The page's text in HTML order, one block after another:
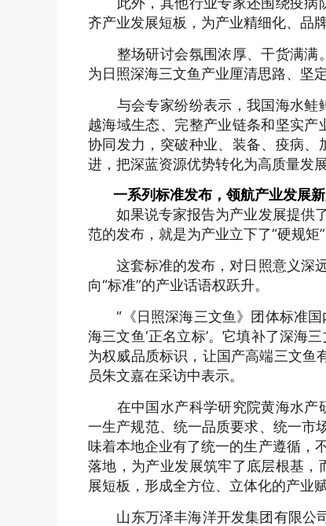
齐产业发展短板，为产业精细化、品
整场研讨会氛围浓厚、干货满满。
为日照深海三文鱼产业厘清思路、坚
与会专家纷纷表示，我国海水鲑
越海域生态、完整产业链条和坚实
协同发力，突破种业、装备、疫病
进，把深蓝资源优势转化为高质量发
一系列标准发布，领航产业发展
如果说专家报告为产业发展提供了
范的发布，就是为产业立下了“硬规矩”
这套标准的发布，对日照意义深远
向“标准”的产业话语权跃升。
“《日照深海三文鱼》团体标准国
海三文鱼‘正名立标’。它填补了深海
为权威品质标识，让国产高端三文鱼
员朱文嘉在采访中表示。
在中国水产科学研究院黄海水产
一生产规范、统一品质要求、统一市
味着本地企业有了统一的生产遵循，
落地，为产业发展筑牢了底层根基
展短板，形成全方位、立体化的产业赋
山东万泽丰海洋开发集团有限公司